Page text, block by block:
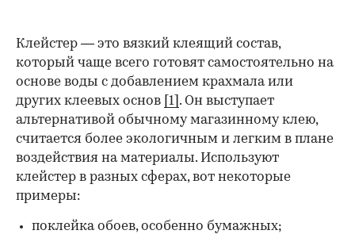
00:00 / 00:00
Клейстер — это вязкий клеящий состав,
который чаще всего готовят самостоятельно на
основе воды с добавлением крахмала или
других клеевых основ [1] . Он выступает
альтернативой обычному магазинному клею,
считается более экологичным и легким в плане
воздействия на материалы. Используют
клейстер в разных сферах, вот некоторые
примеры:
поклейка обоев, особенно бумажных;